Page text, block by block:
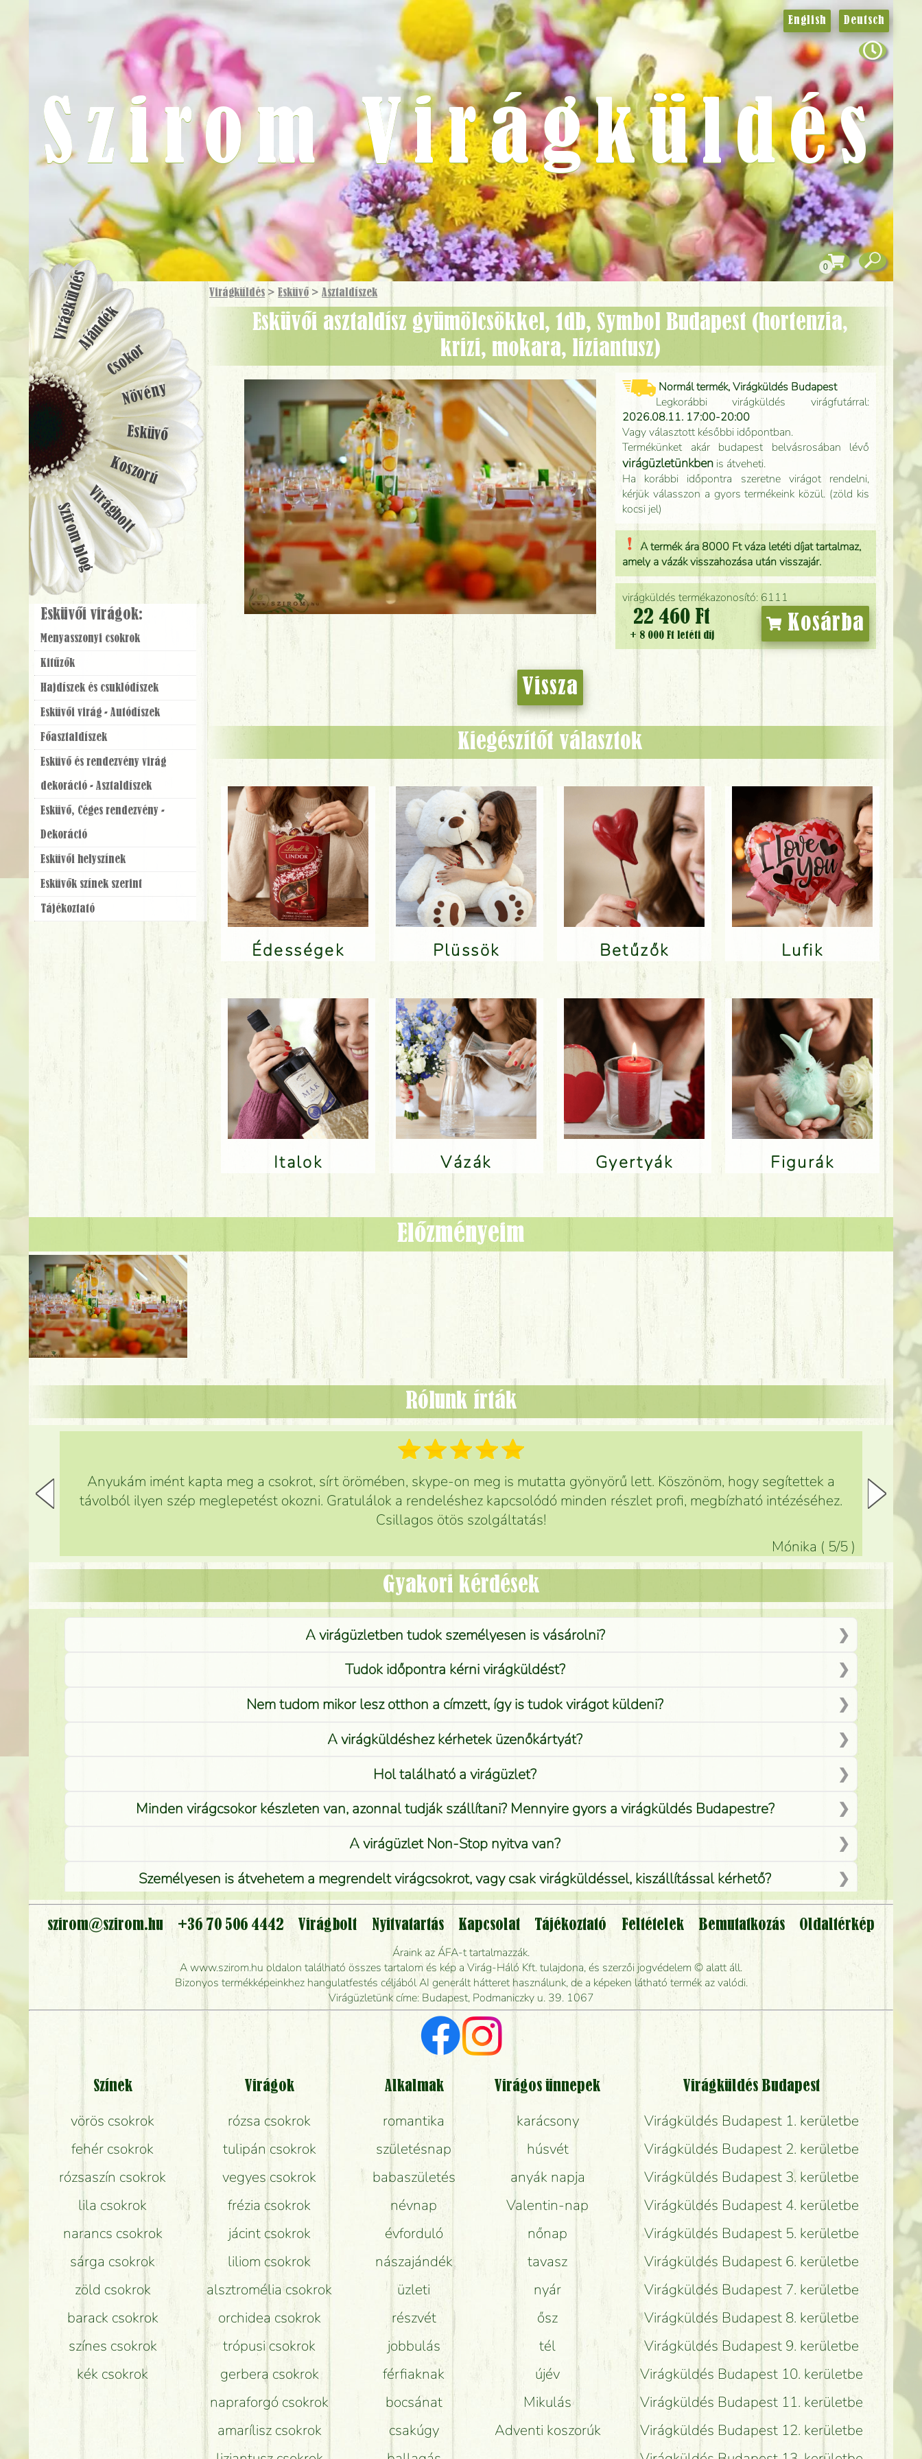
Virágküldés > Esküvő >Asztaldíszek
Esküvői asztaldísz gyümölcsökkel, 1db, Symbol Budapest (hortenzia,
krizi, mokara, liziantusz)
virágküldés termékazonosító: 6111
22 460 Ft
+ 8 000 Ft letéti díj
Kosárba
A termék ára 8000 Ft váza letéti díjat tartalmaz,
amely a vázák visszahozása után visszajár.
Normál termék, Virágküldés Budapest
Legkorábbi virágküldés virágfutárral:
2026.08.11. 17:00-20:00
Vagy választott későbbi időpontban.
Termékünket akár budapest belvásrosában lévő
virágüzletünkben is átveheti.
Ha korábbi időpontra szeretne virágot rendelni,
kérjük válasszon a gyors termékeink közül. (zöld kis
kocsi jel)
Vissza
Kiegészítőt választok
Édességek Plüssök Betűzők Lufik
Italok Vázák Gyertyák Figurák
English Deutsch
Szirom Virágküldés
0
VirágküldésAjándék
Csokor
Növény
Esküvő
Koszorú
Virágbolt
Szirom blog
Esküvői virágok:
Menyasszonyi csokrok
Kitűzők
Hajdíszek és csuklódíszek
Esküvői virág - Autódíszek
Főasztaldíszek
Esküvő és rendezvény virág
dekoráció - Asztaldíszek
Esküvő, Céges rendezvény -
Dekoráció
Esküvői helyszínek
Esküvők színek szerint
Tájékoztató
Előzményeim
Rólunk írták
Anyukám imént kapta meg a csokrot, sírt örömében, skype-on meg is mutatta gyönyörű lett. Köszönöm, hogy segítettek a
távolból ilyen szép meglepetést okozni. Gratulálok a rendeléshez kapcsolódó minden részlet profi, megbízható intézéséhez.
Csillagos ötös szolgáltatás!
Mónika ( 5/5 )
Gyakori kérdések
A virágüzletben tudok személyesen is vásárolni?
Tudok időpontra kérni virágküldést?
Nem tudom mikor lesz otthon a címzett, így is tudok virágot küldeni?
A virágküldéshez kérhetek üzenőkártyát?
Hol található a virágüzlet?
Minden virágcsokor készleten van, azonnal tudják szállítani? Mennyire gyors a virágküldés Budapestre?
A virágüzlet Non-Stop nyitva van?
Személyesen is átvehetem a megrendelt virágcsokrot, vagy csak virágküldéssel, kiszállítással kérhető?
Vidékre is lehet rendelni?
Meddig rendelhetek virágküldést úgy, hogy még ma kiszállítsák?
Mennyire gyorsan tudják elkészíteni a csokrot, és mikor tudják leghamarabb kiszállítani?
Vörös rózsát keresek, van önöknél?
Milyen visszajelzést kapok a virágküldésről?
Tényleg azt kapom, ami a képen van?
Mit kell tudni a virágcsokrok szállításáról?
Hogy marad a lehető legtovább friss a csokor?
Tudok adventi koszorút vásárolni boltban?
szirom@szirom.hu +36 70 506 4442 Virágbolt Nyitvatartás Kapcsolat Tájékoztató Feltételek Bemutatkozás
Oldaltérkép
Áraink az ÁFA-t tartalmazzák.
A www.szirom.hu oldalon található összes tartalom és kép a Virág-Háló Kft. tulajdona, és szerzői jogvédelem © alatt áll.
Bizonyos termékképeinkhez hangulatfestés céljából AI generált hátteret használunk, de a képeken látható termék az valódi.
Virágüzletünk címe: Budapest, Podmaniczky u. 39. 1067
Színek
vörös csokrok
fehér csokrok
rózsaszín csokrok
lila csokrok
narancs csokrok
sárga csokrok
zöld csokrok
barack csokrok
színes csokrok
kék csokrok
Virágok
rózsa csokrok
tulipán csokrok
vegyes csokrok
frézia csokrok
jácint csokrok
liliom csokrok
alsztromélia csokrok
orchidea csokrok
trópusi csokrok
gerbera csokrok
napraforgó csokrok
amarílisz csokrok
Alkalmak
romantika
születésnap
babaszületés
névnap
évforduló
nászajándék
üzleti
részvét
jobbulás
férfiaknak
bocsánat
csakúgy
Virágos ünnepek
karácsony
húsvét
anyák napja
Valentin-nap
nőnap
tavasz
nyár
ősz
tél
újév
Mikulás
Adventi koszorúk
Virágküldés Budapest
Virágküldés Budapest 1. kerületbe
Virágküldés Budapest 2. kerületbe
Virágküldés Budapest 3. kerületbe
Virágküldés Budapest 4. kerületbe
Virágküldés Budapest 5. kerületbe
Virágküldés Budapest 6. kerületbe
Virágküldés Budapest 7. kerületbe
Virágküldés Budapest 8. kerületbe
Virágküldés Budapest 9. kerületbe
Virágküldés Budapest 10. kerületbe
Virágküldés Budapest 11. kerületbe
Virágküldés Budapest 12. kerületbe